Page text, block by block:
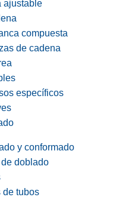
ajustable
compuesta
de cadena
específicos
y conformado
doblado
de tubos